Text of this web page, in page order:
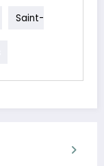
Saint-